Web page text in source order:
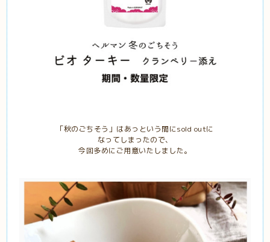
「秋のごちそう」はあっという間にsold outに
なってしまったので、
今回多めにご用意いたしました。